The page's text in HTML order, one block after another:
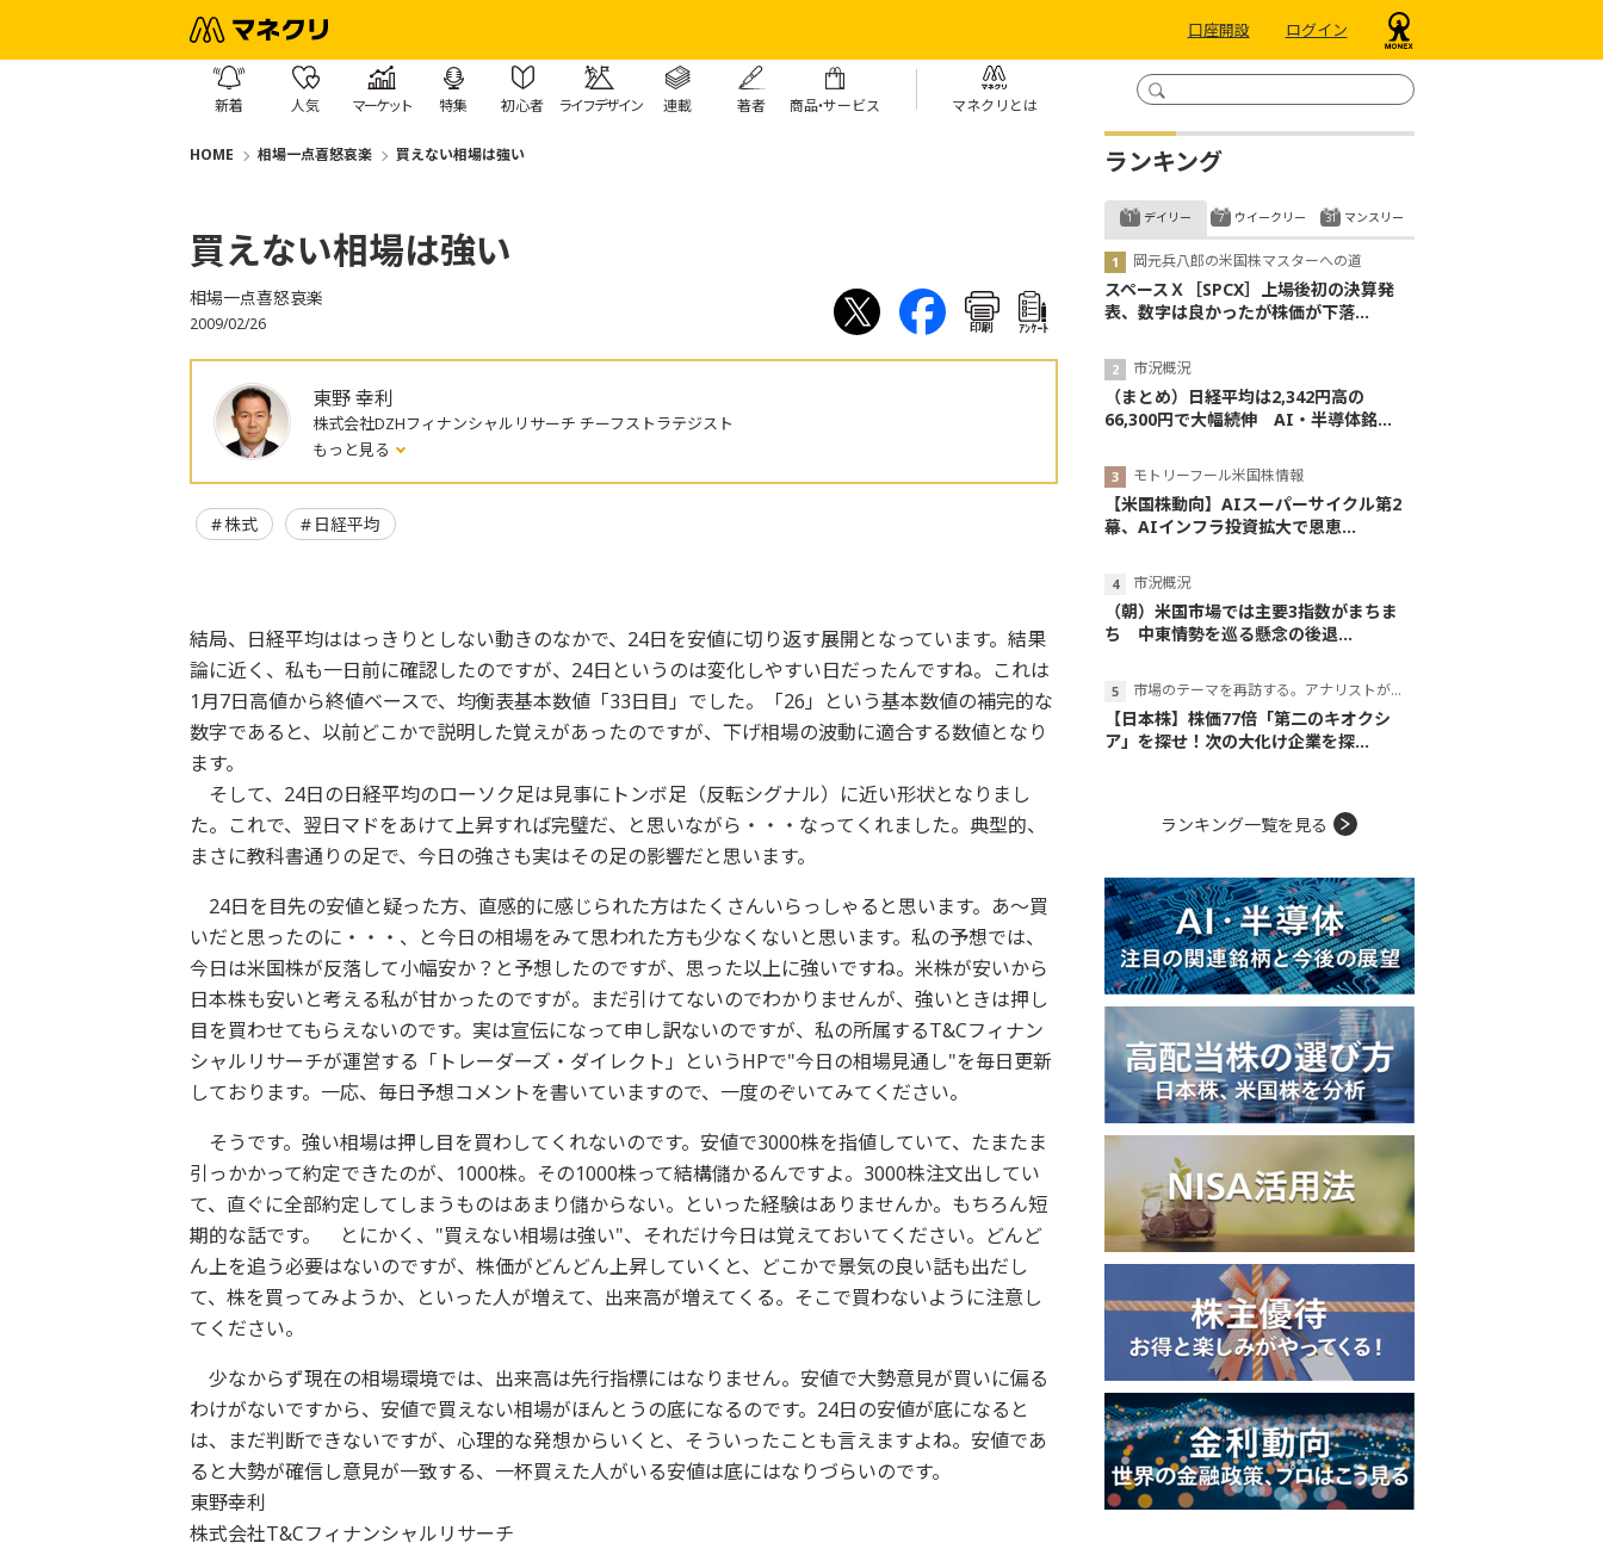
口座開設 ログイン
新着 人気 マーケット 特集 初心者 ライフデザイン 連載 著者 商品・サービス マネクリとは
HOME 相場一点喜怒哀楽 買えない相場は強い
買えない相場は強い
相場一点喜怒哀楽
2009/02/26 印刷 ｱﾝｹｰﾄ
東野 幸利
株式会社DZHフィナンシャルリサーチ チーフストラテジスト
もっと見る
株式 日経平均
結局、日経平均ははっきりとしない動きのなかで、24日を安値に切り返す展開となっています。結果
論に近く、私も一日前に確認したのですが、24日というのは変化しやすい日だったんですね。これは
1月7日高値から終値ベースで、均衡表基本数値「33日目」でした。「26」という基本数値の補完的な
数字であると、以前どこかで説明した覚えがあったのですが、下げ相場の波動に適合する数値となり
ます。
そして、24日の日経平均のローソク足は見事にトンボ足（反転シグナル）に近い形状となりまし
た。これで、翌日マドをあけて上昇すれば完璧だ、と思いながら・・・なってくれました。典型的、
まさに教科書通りの足で、今日の強さも実はその足の影響だと思います。
24日を目先の安値と疑った方、直感的に感じられた方はたくさんいらっしゃると思います。あ～買
いだと思ったのに・・・、と今日の相場をみて思われた方も少なくないと思います。私の予想では、
今日は米国株が反落して小幅安か？と予想したのですが、思った以上に強いですね。米株が安いから
日本株も安いと考える私が甘かったのですが。まだ引けてないのでわかりませんが、強いときは押し
目を買わせてもらえないのです。実は宣伝になって申し訳ないのですが、私の所属するT&Cフィナン
シャルリサーチが運営する「トレーダーズ・ダイレクト」というHPで"今日の相場見通し"を毎日更新
しております。一応、毎日予想コメントを書いていますので、一度のぞいてみてください。
そうです。強い相場は押し目を買わしてくれないのです。安値で3000株を指値していて、たまたま
引っかかって約定できたのが、1000株。その1000株って結構儲かるんですよ。3000株注文出してい
て、直ぐに全部約定してしまうものはあまり儲からない。といった経験はありませんか。もちろん短
期的な話です。 とにかく、"買えない相場は強い"、それだけ今日は覚えておいてください。どんど
ん上を追う必要はないのですが、株価がどんどん上昇していくと、どこかで景気の良い話も出だし
て、株を買ってみようか、といった人が増えて、出来高が増えてくる。そこで買わないように注意し
てください。
少なからず現在の相場環境では、出来高は先行指標にはなりません。安値で大勢意見が買いに偏る
わけがないですから、安値で買えない相場がほんとうの底になるのです。24日の安値が底になると
は、まだ判断できないですが、心理的な発想からいくと、そういったことも言えますよね。安値であ
ると大勢が確信し意見が一致する、一杯買えた人がいる安値は底にはなりづらいのです。
東野幸利
株式会社T&Cフィナンシャルリサーチ
ランキング
デイリー
岡元兵八郎の米国株マスターへの道
スペースＸ［SPCX］上場後初の決算発
表、数字は良かったが株価が下落...
市況概況
（まとめ）日経平均は2,342円高の
66,300円で大幅続伸 AI・半導体銘...
モトリーフール米国株情報
【米国株動向】AIスーパーサイクル第2
幕、AIインフラ投資拡大で恩恵...
市況概況
（朝）米国市場では主要3指数がまちま
ち 中東情勢を巡る懸念の後退...
市場のテーマを再訪する。アナリストが読み解くテーマの本質
【日本株】株価77倍「第二のキオクシ
ア」を探せ！次の大化け企業を探...
ウイークリー マンスリー
ランキング一覧を見る